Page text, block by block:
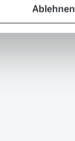
Ablehnen